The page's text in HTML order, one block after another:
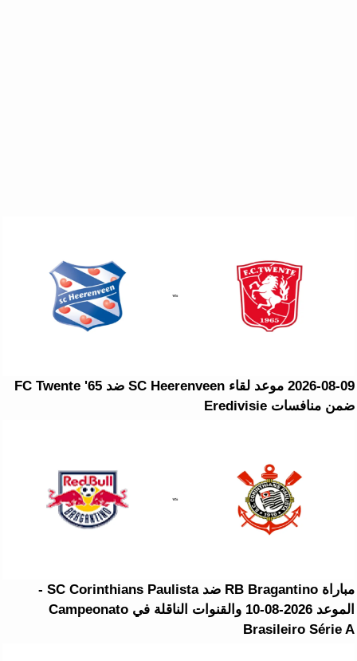
2026-08-09 موعد لقاء SC Heerenveen ضد FC Twente '65
ضمن منافسات Eredivisie
مباراة RB Bragantino ضد SC Corinthians Paulista -
الموعد 2026-08-10 والقنوات الناقلة في Campeonato
Brasileiro Série A